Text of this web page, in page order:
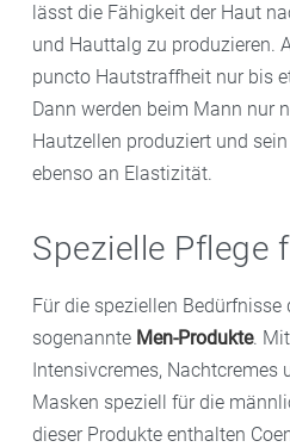
lässt die Fähigkeit der Haut
und Hauttalg zu produzieren.
puncto Hautstraffheit nur bis
Dann werden beim Mann nur
Hautzellen produziert und
ebenso an Elastizität.
Spezielle Pflege
Für die speziellen
sogenannte Men-Produkte.
Intensivcremes, Nachtcremes
Masken speziell für die
dieser Produkte enthalten